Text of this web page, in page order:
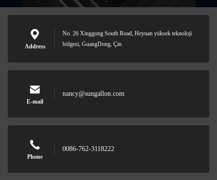
Address
No. 26 Xinggong South Road, Heyuan yüksek teknoloji
bölgesi, GuangDong, Çin
E-mail
nancy@sungallon.com
Phone
0086-762-3118222